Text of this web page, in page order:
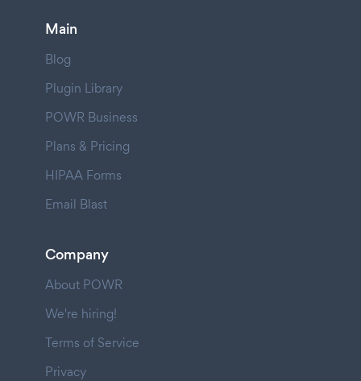
Main
Blog
Plugin Library
POWR Business
Plans & Pricing
HIPAA Forms
Email Blast
Company
About POWR
We're hiring!
Terms of Service
Privacy